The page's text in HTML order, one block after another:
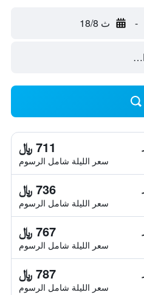
- ث 18/8
711 ﷼
سعر الليلة شامل الرسوم
736 ﷼
سعر الليلة شامل الرسوم
767 ﷼
سعر الليلة شامل الرسوم
787 ﷼
سعر الليلة شامل الرسوم